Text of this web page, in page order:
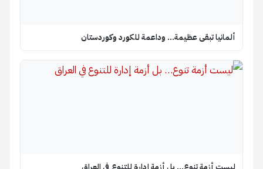
ألمانيا تبقى عظيمة… وداعمة للكورد وكوردستان